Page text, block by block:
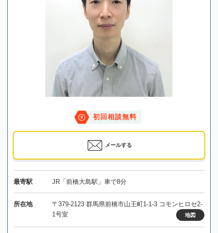
初回相談無料
メールする
最寄駅 JR「前橋大島駅」車で8分
所在地
〒379-2123 群馬県前橋市山王町1-1-3 コモンヒロセ2-
1号室
地図